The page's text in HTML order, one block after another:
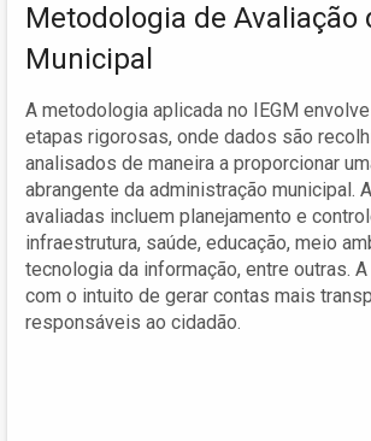
Metodologia de Avaliação
Municipal
A metodologia aplicada no IEGM
etapas rigorosas, onde dados são
analisados de maneira a proporcionar
abrangente da administração municipal.
avaliadas incluem planejamento e
infraestrutura, saúde, educação, meio
tecnologia da informação, entre outras.
com o intuito de gerar contas mais
responsáveis ao cidadão.